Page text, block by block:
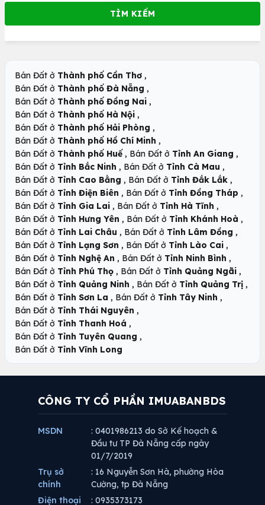
Bán Đất ở Thành phố Cần Thơ ,
Bán Đất ở Thành phố Đà Nẵng ,
Bán Đất ở Thành phố Đồng Nai ,
Bán Đất ở Thành phố Hà Nội ,
Bán Đất ở Thành phố Hải Phòng ,
Bán Đất ở Thành phố Hồ Chí Minh ,
Bán Đất ở Thành phố Huế , Bán Đất ở Tỉnh An Giang ,
Bán Đất ở Tỉnh Bắc Ninh , Bán Đất ở Tỉnh Cà Mau ,
Bán Đất ở Tỉnh Cao Bằng , Bán Đất ở Tỉnh Đắk Lắk ,
Bán Đất ở Tỉnh Điện Biên , Bán Đất ở Tỉnh Đồng Tháp ,
Bán Đất ở Tỉnh Gia Lai , Bán Đất ở Tỉnh Hà Tĩnh ,
Bán Đất ở Tỉnh Hưng Yên , Bán Đất ở Tỉnh Khánh Hoà ,
Bán Đất ở Tỉnh Lai Châu , Bán Đất ở Tỉnh Lâm Đồng ,
Bán Đất ở Tỉnh Lạng Sơn , Bán Đất ở Tỉnh Lào Cai ,
Bán Đất ở Tỉnh Nghệ An , Bán Đất ở Tỉnh Ninh Bình ,
Bán Đất ở Tỉnh Phú Thọ , Bán Đất ở Tỉnh Quảng Ngãi ,
Bán Đất ở Tỉnh Quảng Ninh , Bán Đất ở Tỉnh Quảng Trị ,
Bán Đất ở Tỉnh Sơn La , Bán Đất ở Tỉnh Tây Ninh ,
Bán Đất ở Tỉnh Thái Nguyên ,
Bán Đất ở Tỉnh Thanh Hoá ,
Bán Đất ở Tỉnh Tuyên Quang ,
Bán Đất ở Tỉnh Vĩnh Long
CÔNG TY CỔ PHẦN IMUABANBDS
MSDN
: 0401986213 do Sở Kế hoạch &
Đầu tư TP Đà Nẵng cấp ngày
01/7/2019
Trụ sở
chính
: 16 Nguyễn Sơn Hà, phường Hòa
Cường, tp Đà Nẵng
Điện thoại
: 0935373173